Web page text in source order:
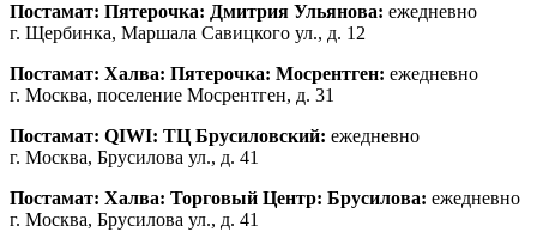
Постамат: Пятерочка: Дмитрия Ульянова: ежедневно
г. Щербинка, Маршала Савицкого ул., д. 12
Постамат: Халва: Пятерочка: Мосрентген: ежедневно
г. Москва, поселение Мосрентген, д. 31
Постамат: QIWI: ТЦ Брусиловский: ежедневно
г. Москва, Брусилова ул., д. 41
Постамат: Халва: Торговый Центр: Брусилова: ежедневно
г. Москва, Брусилова ул., д. 41